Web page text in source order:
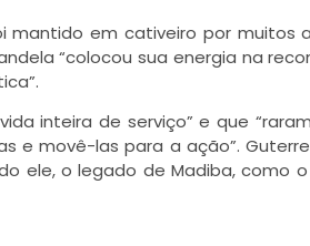
mantido em cativeiro por muitos
“colocou sua energia na
inteira de serviço” e que
e movê-las para a ação”.
ele, o legado de Madiba, como